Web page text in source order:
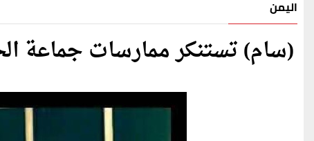
اليمن
(سام) تستنكر ممارسات جماعة